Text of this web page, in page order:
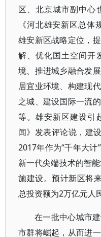
区、北京城市副中心
《河北雄安新区总
雄安新区战略定位，
解、优化国土空间开
境、推进城乡融合发
居宜业环境、构建现
之城、建设国际一流
等。雄安新区建设引
闻》发表评论说，建
2017年作为“千年大
新一代尖端技术的智
施建设。预计新区将
总投资额为2万亿元人
在一批中心城市
市群将崛起，从而进